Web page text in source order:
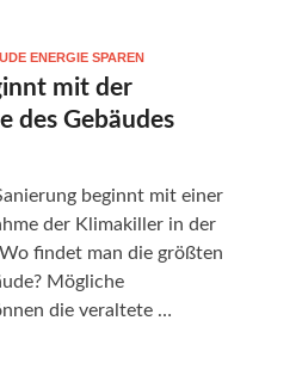
ENERGIE SPAREN
mit der
des Gebäudes
beginnt mit einer
der Klimakiller in der
findet man die größten
Mögliche
die veraltete …